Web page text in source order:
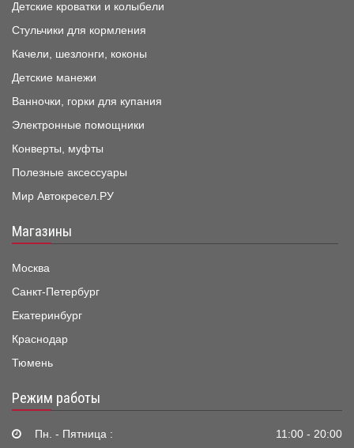
Детские кроватки и колыбели
Стульчики для кормления
Качели, шезлонги, коконы
Детские манежи
Ванночки, горки для купания
Электронные помощники
Конверты, муфты
Полезные аксессуары
Мир Автокресел.РУ
Магазины
Москва
Санкт-Петербург
Екатеринбург
Краснодар
Тюмень
Режим работы
Пн. - Пятница : 11:00 - 20:00